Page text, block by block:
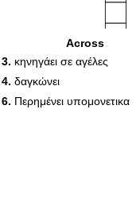
Across
3. κηνηγάει σε αγέλες
4. δαγκώνει
6. Περημένει υπομονετικα